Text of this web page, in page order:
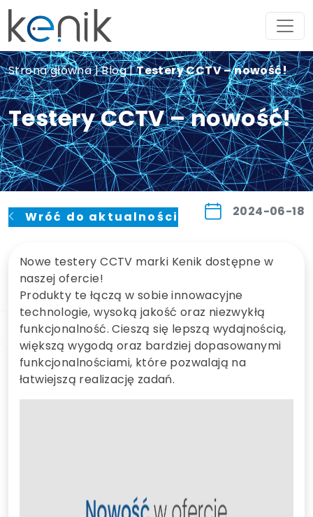
Strona główna|Blog|Testery CCTV – nowość!
Testery CCTV – nowość!
Wróć do aktualności 2024-06-18
Nowe testery CCTV marki Kenik dostępne w
naszej ofercie!
Produkty te łączą w sobie innowacyjne
technologie, wysoką jakość oraz niezwykłą
funkcjonalność. Cieszą się lepszą wydajnością,
większą wygodą oraz bardziej dopasowanymi
funkcjonalnościami, które pozwalają na
łatwiejszą realizację zadań.